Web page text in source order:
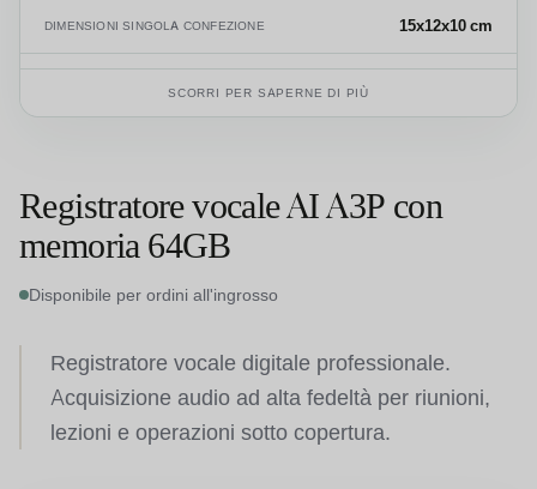
DIMENSIONI SINGOLA CONFEZIONE 15x12x10 cm
SCORRI PER SAPERNE DI PIÙ
Registratore vocale AI A3P con
memoria 64GB
Disponibile per ordini all'ingrosso
Registratore vocale digitale professionale.
Acquisizione audio ad alta fedeltà per riunioni,
lezioni e operazioni sotto copertura.